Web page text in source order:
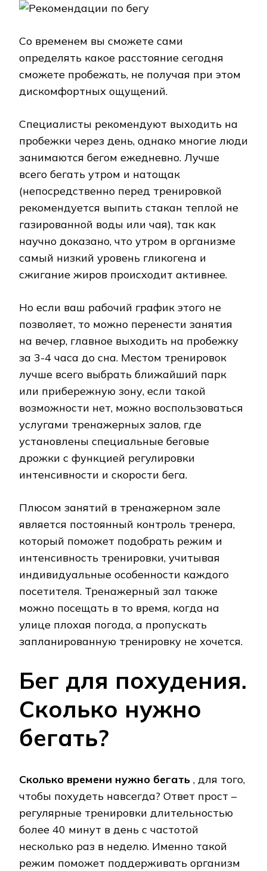
Рекомендации по бегу
Со временем вы сможете сами
определять какое расстояние сегодня
сможете пробежать, не получая при этом
дискомфортных ощущений.
Специалисты рекомендуют выходить на
пробежки через день, однако многие люди
занимаются бегом ежедневно. Лучше
всего бегать утром и натощак
(непосредственно перед тренировкой
рекомендуется выпить стакан теплой не
газированной воды или чая), так как
научно доказано, что утром в организме
самый низкий уровень гликогена и
сжигание жиров происходит активнее.
Но если ваш рабочий график этого не
позволяет, то можно перенести занятия
на вечер, главное выходить на пробежку
за 3-4 часа до сна. Местом тренировок
лучше всего выбрать ближайший парк
или прибережную зону, если такой
возможности нет, можно воспользоваться
услугами тренажерных залов, где
установлены специальные беговые
дрожки с функцией регулировки
интенсивности и скорости бега.
Плюсом занятий в тренажерном зале
является постоянный контроль тренера,
который поможет подобрать режим и
интенсивность тренировки, учитывая
индивидуальные особенности каждого
посетителя. Тренажерный зал также
можно посещать в то время, когда на
улице плохая погода, а пропускать
запланированную тренировку не хочется.
Бег для похудения.
Сколько нужно
бегать?
Сколько времени нужно бегать , для того,
чтобы похудеть навсегда? Ответ прост –
регулярные тренировки длительностью
более 40 минут в день с частотой
несколько раз в неделю. Именно такой
режим поможет поддерживать организм